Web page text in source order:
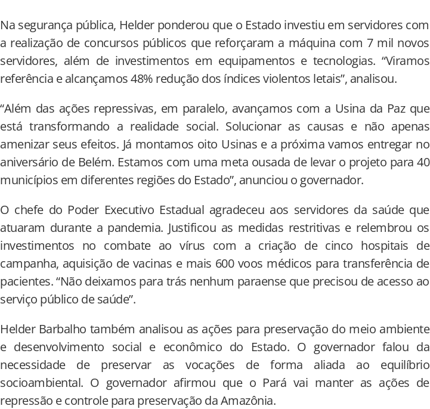
Na segurança pública, Helder ponderou que o Estado investiu em servidores com
a realização de concursos públicos que reforçaram a máquina com 7 mil novos
servidores, além de investimentos em equipamentos e tecnologias. “Viramos
referência e alcançamos 48% redução dos índices violentos letais”, analisou.
“Além das ações repressivas, em paralelo, avançamos com a Usina da Paz que
está transformando a realidade social. Solucionar as causas e não apenas
amenizar seus efeitos. Já montamos oito Usinas e a próxima vamos entregar no
aniversário de Belém. Estamos com uma meta ousada de levar o projeto para 40
municípios em diferentes regiões do Estado”, anunciou o governador.
O chefe do Poder Executivo Estadual agradeceu aos servidores da saúde que
atuaram durante a pandemia. Justificou as medidas restritivas e relembrou os
investimentos no combate ao vírus com a criação de cinco hospitais de
campanha, aquisição de vacinas e mais 600 voos médicos para transferência de
pacientes. “Não deixamos para trás nenhum paraense que precisou de acesso ao
serviço público de saúde”.
Helder Barbalho também analisou as ações para preservação do meio ambiente
e desenvolvimento social e econômico do Estado. O governador falou da
necessidade de preservar as vocações de forma aliada ao equilíbrio
socioambiental. O governador afirmou que o Pará vai manter as ações de
repressão e controle para preservação da Amazônia.